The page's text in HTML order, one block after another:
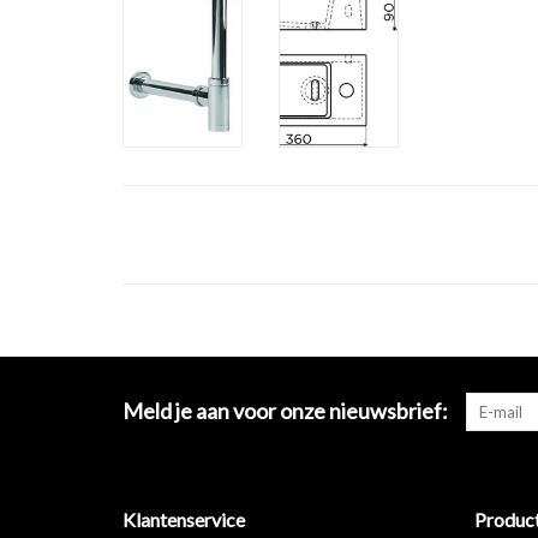
Meld je aan voor onze nieuwsbrief:
Klantenservice